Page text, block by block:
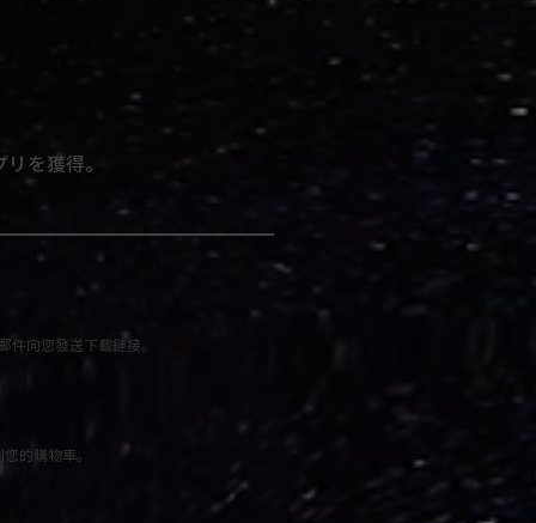
を獲得。
件向您發送下載鏈接。
的購物車。